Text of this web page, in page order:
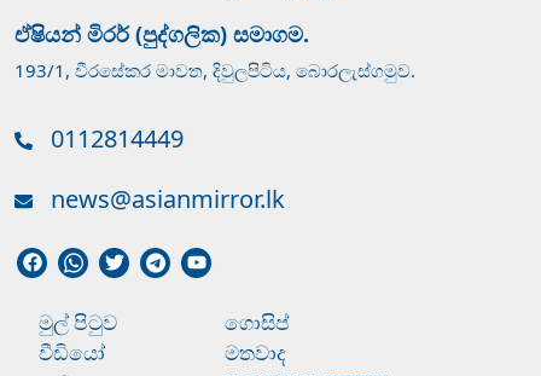
ඒෂියන් මිරර් (පුද්ගලික) සමාගම.
193/1, වීරසේකර මාවත, දිවුලපිටිය, බොරලැස්ගමුව.
0112814449
news@asianmirror.lk
මුල් පිටුව
ගොසිප්
වීඩියෝ
මතවාද